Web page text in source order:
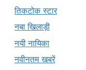
तिकटोक स्टार
नबा खिलाड़ी
नयी नायिका
नवीनतम खबरें